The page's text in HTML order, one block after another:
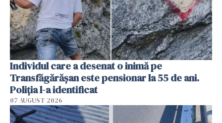
Individul care a desenat o inimă pe
Transfăgărășan este pensionar la 55 de ani.
Poliția l-a identificat
07 AUGUST 2026